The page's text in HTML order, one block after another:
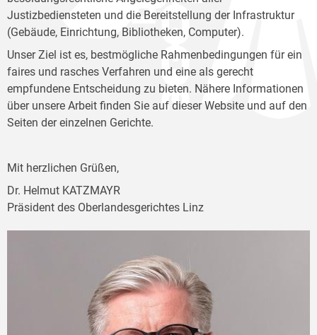
Justizbediensteten und die Bereitstellung der Infrastruktur
(Gebäude, Einrichtung, Bibliotheken, Computer).
Unser Ziel ist es, bestmögliche Rahmenbedingungen für ein
faires und rasches Verfahren und eine als gerecht
empfundene Entscheidung zu bieten. Nähere Informationen
über unsere Arbeit finden Sie auf dieser Website und auf den
Seiten der einzelnen Gerichte.
Mit herzlichen Grüßen,
Dr. Helmut KATZMAYR
Präsident des Oberlandesgerichtes Linz